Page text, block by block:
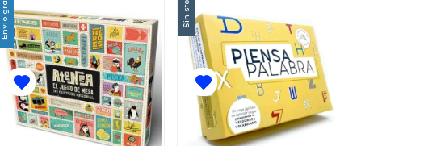
Envío gratis Sin stock